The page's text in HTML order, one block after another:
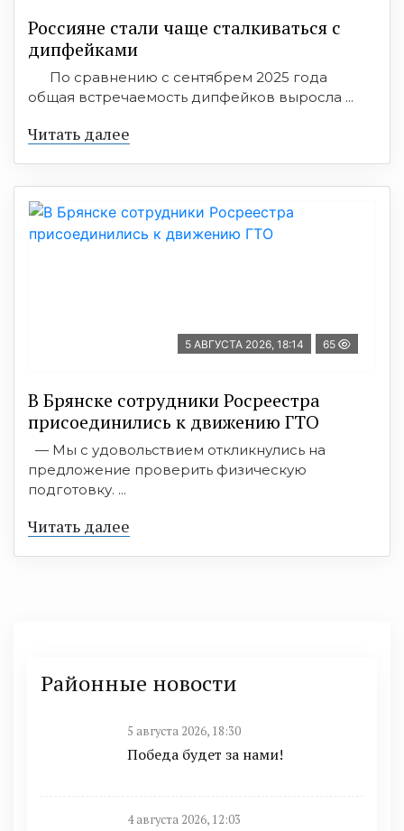
Россияне стали чаще сталкиваться с
дипфейками
По сравнению с сентябрем 2025 года
общая встречаемость дипфейков выросла ...
Читать далее
5 АВГУСТА 2026, 18:14 65
В Брянске сотрудники Росреестра
присоединились к движению ГТО
— Мы с удовольствием откликнулись на
предложение проверить физическую
подготовку. ...
Читать далее
Районные новости
5 августа 2026, 18:30
Победа будет за нами!
4 августа 2026, 12:03